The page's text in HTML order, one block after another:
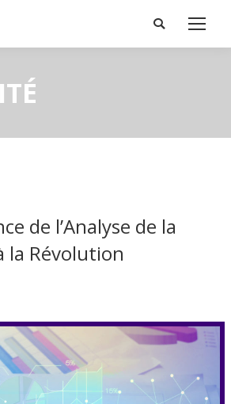
Search:
de l’Analyse de la
la Révolution